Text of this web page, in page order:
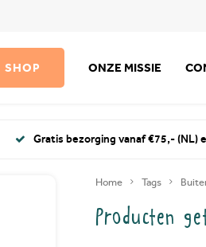
SHOP ONZE MISSIE
Gratis bezorging vanaf €75,- (NL)
Home Tags
Producten